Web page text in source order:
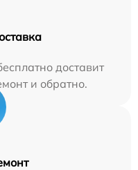
доставит
и обратно.